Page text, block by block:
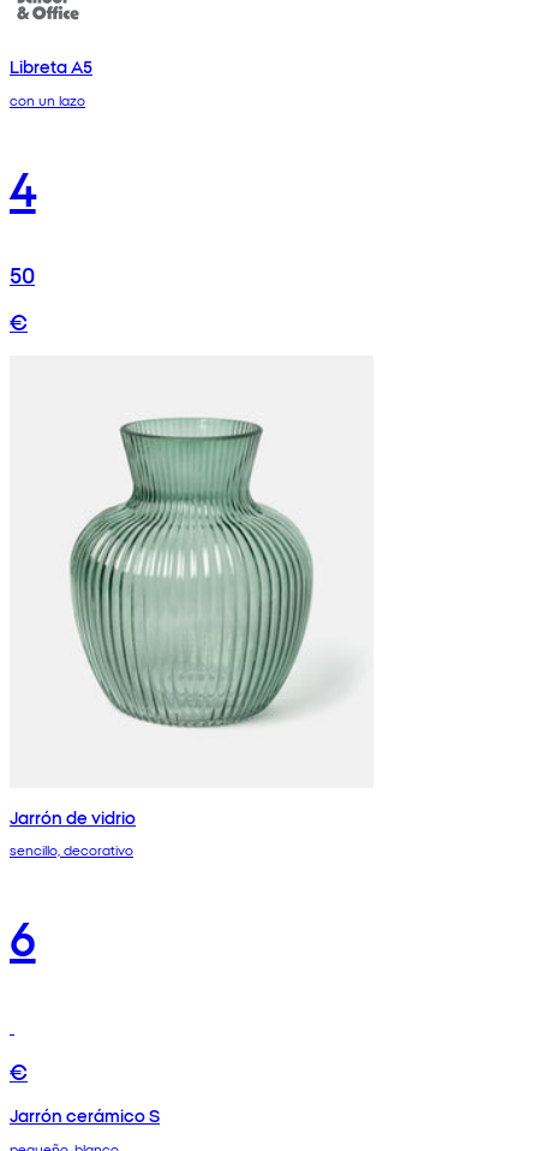
Libreta A5
con un lazo
4
50
€
Jarrón de vidrio
sencillo, decorativo
6
€
Jarrón cerámico S